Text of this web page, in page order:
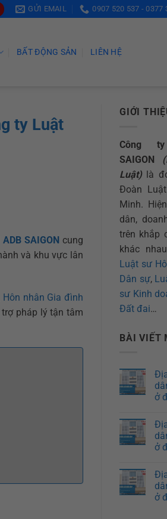
GỬI EMAIL 0907 520 537 - 0377
BẤT ĐỘNG SẢN LIÊN HỆ
ty Luật
SAIGON cung
và khu vực lân
Hôn nhân Gia đình
pháp lý tận tâm
GIỚI
Công
SAIGON
Luật) là
Đoàn
Minh.
dân,
trên khắp
khác
Luật sư
Dân sự,
sư Kinh
Đất đai…
BÀI VIẾT
ở
ở
ở